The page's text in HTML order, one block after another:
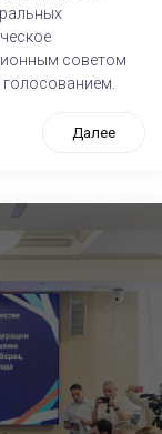
советом
Далее